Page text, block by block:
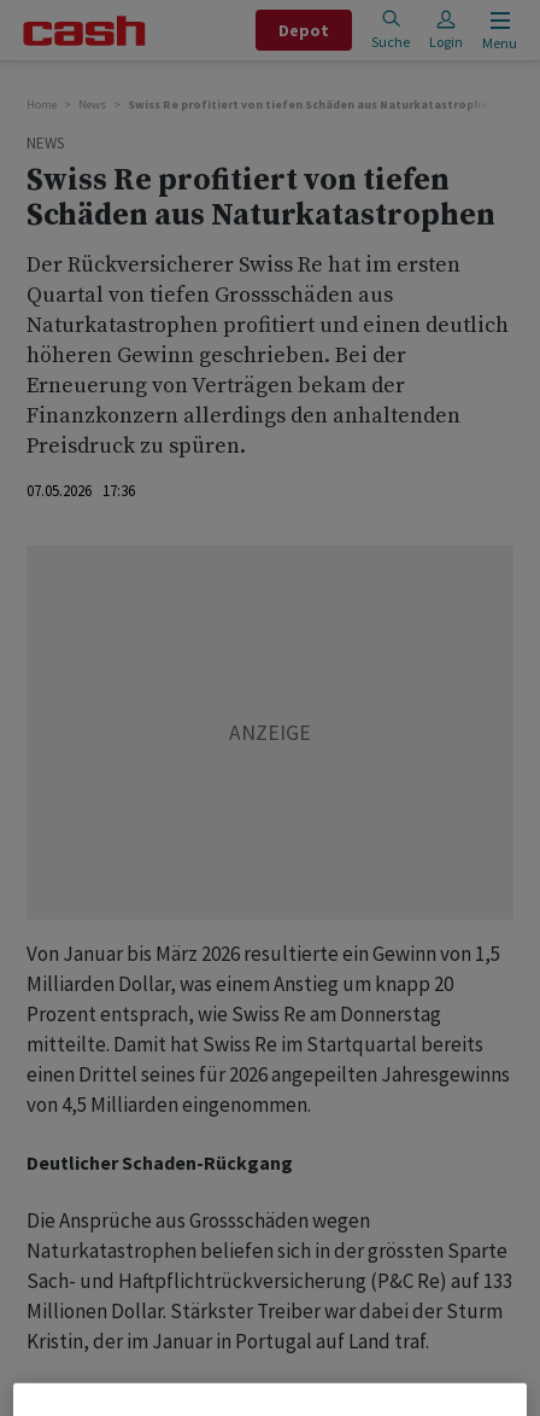
Depot
Suche Login Menu
Home News Swiss Re profitiert von tiefen Schäden aus Naturkatastrophen
NEWS
Swiss Re profitiert von tiefen
Schäden aus Naturkatastrophen
Der Rückversicherer Swiss Re hat im ersten
Quartal von tiefen Grossschäden aus
Naturkatastrophen profitiert und einen deutlich
höheren Gewinn geschrieben. Bei der
Erneuerung von Verträgen bekam der
Finanzkonzern allerdings den anhaltenden
Preisdruck zu spüren.
07.05.2026 17:36
Von Januar bis März 2026 resultierte ein Gewinn von 1,5
Milliarden Dollar, was einem Anstieg um knapp 20
Prozent entsprach, wie Swiss Re am Donnerstag
mitteilte. Damit hat Swiss Re im Startquartal bereits
einen Drittel seines für 2026 angepeilten Jahresgewinns
von 4,5 Milliarden eingenommen.
Deutlicher Schaden-Rückgang
Die Ansprüche aus Grossschäden wegen
Naturkatastrophen beliefen sich in der grössten Sparte
Sach- und Haftpflichtrückversicherung (P&C Re) auf 133
Millionen Dollar. Stärkster Treiber war dabei der Sturm
Kristin, der im Januar in Portugal auf Land traf.